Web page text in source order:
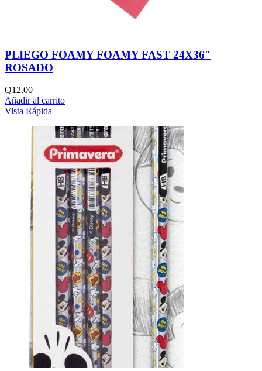
PLIEGO FOAMY FOAMY FAST 24X36″
ROSADO
Q12.00
Añadir al carrito
Vista Rápida